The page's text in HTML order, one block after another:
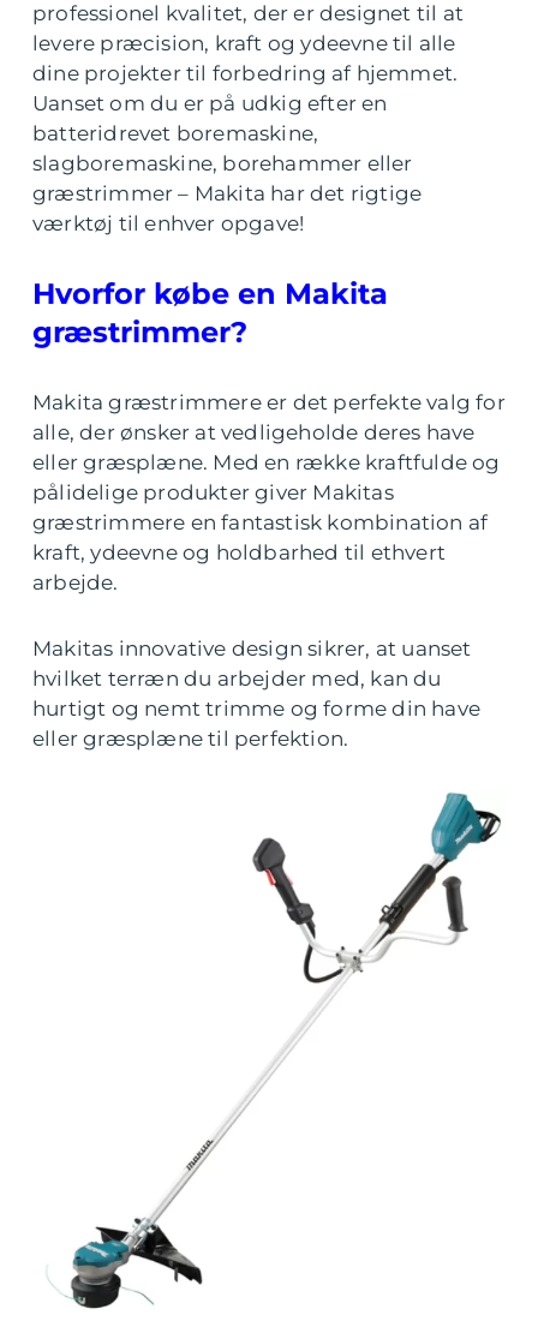
professionel kvalitet, der er designet til at
levere præcision, kraft og ydeevne til alle
dine projekter til forbedring af hjemmet.
Uanset om du er på udkig efter en
batteridrevet boremaskine,
slagboremaskine, borehammer eller
græstrimmer – Makita har det rigtige
værktøj til enhver opgave!
Hvorfor købe en Makita
græstrimmer?
Makita græstrimmere er det perfekte valg for
alle, der ønsker at vedligeholde deres have
eller græsplæne. Med en række kraftfulde og
pålidelige produkter giver Makitas
græstrimmere en fantastisk kombination af
kraft, ydeevne og holdbarhed til ethvert
arbejde.
Makitas innovative design sikrer, at uanset
hvilket terræn du arbejder med, kan du
hurtigt og nemt trimme og forme din have
eller græsplæne til perfektion.